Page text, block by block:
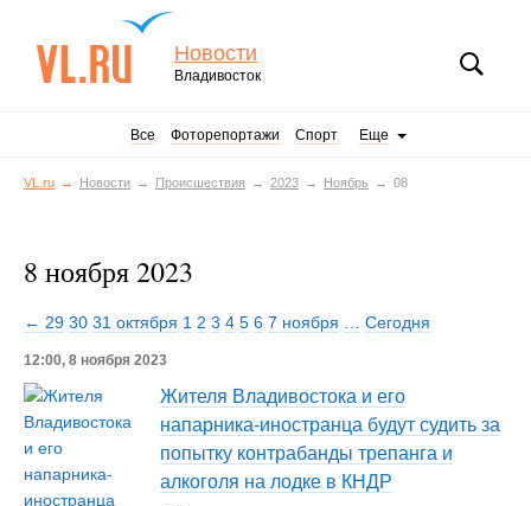
Новости
Владивосток
Все Фоторепортажи Спорт Еще
VL.ru Новости Происшествия 2023 Ноябрь 08
8 ноября 2023
← 29 30 31 октября 1 2 3 4 5 6 7 ноября Сегодня
12:00, 8 ноября 2023
Жителя Владивостока и его
напарника-иностранца будут судить за
попытку контрабанды трепанга и
алкоголя на лодке в КНДР